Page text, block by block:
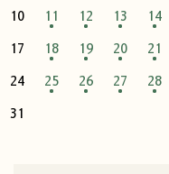
10
11 12 13 14
17
18 19 20 21
24
25 26 27 28
31